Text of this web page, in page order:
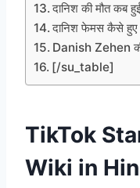
दानिश की मौत कब
दानिश फेमस कैसे
Danish Zehen की
[/su_table]
TikTok
Wiki in